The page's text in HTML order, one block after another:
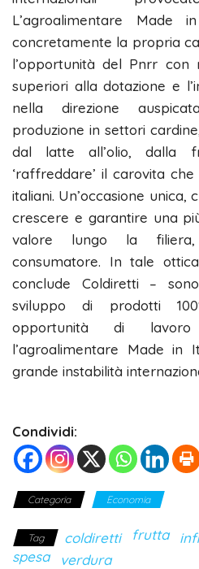
L’agroalimentare Made
concretamente la propria
l’opportunità del Pnrr con
superiori alla dotazione e
nella direzione
produzione in settori
dal latte all’olio, dalla
‘raffreddare’ il carovita
italiani. Un’occasione
crescere e garantire una
valore lungo la
consumatore. In tale
conclude Coldiretti –
sviluppo di prodotti
opportunità di
l’agroalimentare Made
grande instabilità
Condividi:
Categoria Economia
Tag coldiretti frutta
spesa
verdura